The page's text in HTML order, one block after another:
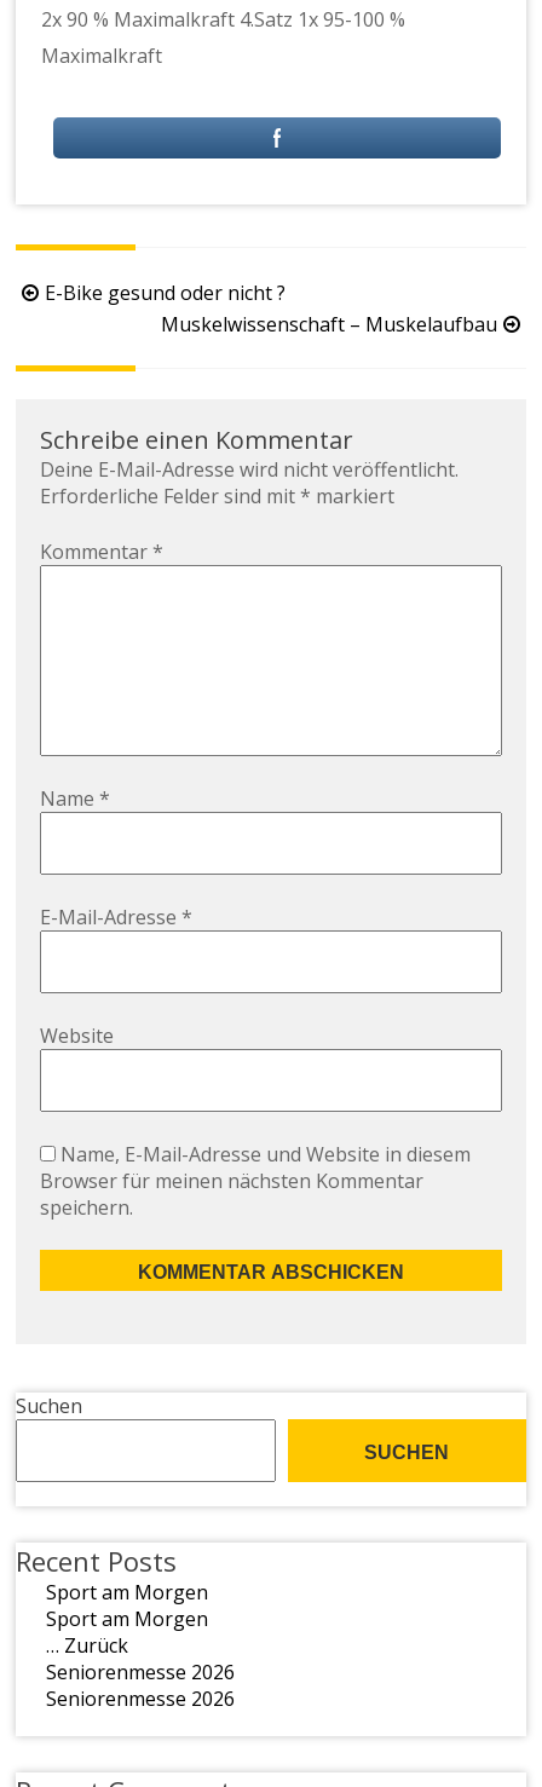
2x 90 % Maximalkraft 4.Satz 1x 95-100 %
Maximalkraft
Beitragsnavigation
E-Bike gesund oder nicht ?
Muskelwissenschaft – Muskelaufbau
Schreibe einen Kommentar
Deine E-Mail-Adresse wird nicht veröffentlicht.
Erforderliche Felder sind mit* markiert
Kommentar*
Name*
E-Mail-Adresse*
Website
Name, E-Mail-Adresse und Website in diesem
Browser für meinen nächsten Kommentar
speichern.
Suchen
SUCHEN
Recent Posts
Sport am Morgen
Sport am Morgen
… Zurück
Seniorenmesse 2026
Seniorenmesse 2026